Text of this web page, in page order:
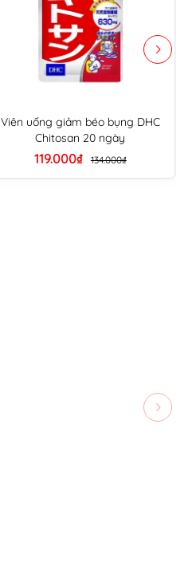
Viên uống giảm béo bụng DHC
Chitosan 20 ngày
119.000₫ 134.000₫